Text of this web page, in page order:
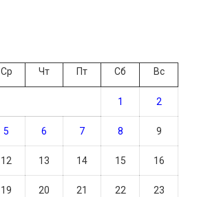
Ср Чт Пт Сб Вс
1 2
5 6 7 8 9
12 13 14 15 16
19 20 21 22 23